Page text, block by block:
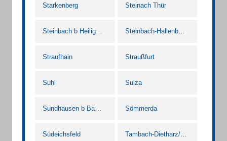
Starkenberg Steinach Thür
Steinbach b Heiligenstadt Heilbad Steinbach-Hallenberg
Straufhain Straußfurt
Suhl Sulza
Sundhausen b Bad Langensalza Sömmerda
Südeichsfeld Tambach-Dietharz/Thür. Wald